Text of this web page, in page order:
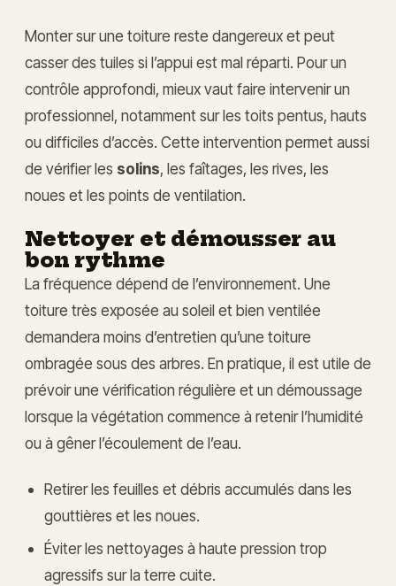
Monter sur une toiture reste dangereux et peut
casser des tuiles si l’appui est mal réparti. Pour un
contrôle approfondi, mieux vaut faire intervenir un
professionnel, notamment sur les toits pentus, hauts
ou difficiles d’accès. Cette intervention permet aussi
de vérifier les solins, les faîtages, les rives, les
noues et les points de ventilation.
Nettoyer et démousser au
bon rythme
La fréquence dépend de l’environnement. Une
toiture très exposée au soleil et bien ventilée
demandera moins d’entretien qu’une toiture
ombragée sous des arbres. En pratique, il est utile de
prévoir une vérification régulière et un démoussage
lorsque la végétation commence à retenir l’humidité
ou à gêner l’écoulement de l’eau.
Retirer les feuilles et débris accumulés dans les
gouttières et les noues.
Éviter les nettoyages à haute pression trop
agressifs sur la terre cuite.